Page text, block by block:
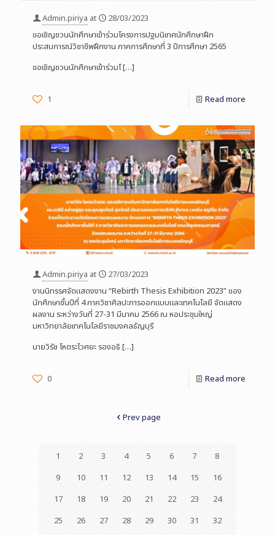
Admin.piriya at
28/03/2023
ขอเชิญชวนนักศึกษาเข้าร่วมโครงการปฐมนิเทศนักศึกษาฝึก
ประสบการณ์วิชาชีพฝึกงาน ภาคการศึกษาที่ 3 ปีการศึกษา 2565
ขอเชิญชวนนักศึกษาเข้าร่วมโ[…]
1 Read more
Admin.piriya at
27/03/2023
งานนิทรรศจัดแสดงงาน “Rebirth Thesis Exhibition 2023” ของ
นักศึกษาชั้นปีที่ 4 ภาควิชาศิลปะการออกแบบและเทคโนโลยี จัดแสดง
ผลงาน ระหว่างวันที่ 27-31 มีนาคม 2566 ณ หอประชุมใหญ่
มหาวิทยาลัยเทคโนโลยีราชมงคลธัญบุรี
นายวิรัช โหตระไวศยะ รองอธิ […]
0 Read more
Prev page
1 2 3 4 5 6 7
8
9
10 11 12 13 14 15
16
17
18 19 20 21 22 23
24
25
26 27 28 29 30 31
32